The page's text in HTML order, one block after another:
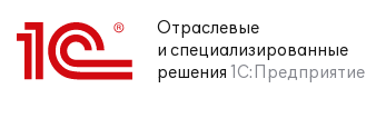
Отраслевые
и специализированные
решения 1С:Предприятие